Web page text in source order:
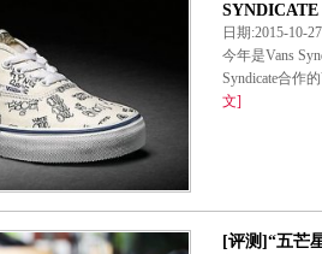
日期:2015-
今年是Vans
Syndicate合作
文]
[评测]“五芒